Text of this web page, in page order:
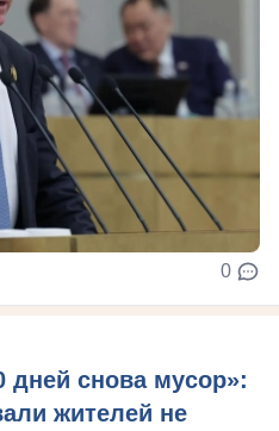
0
дней снова мусор»:
жителей не